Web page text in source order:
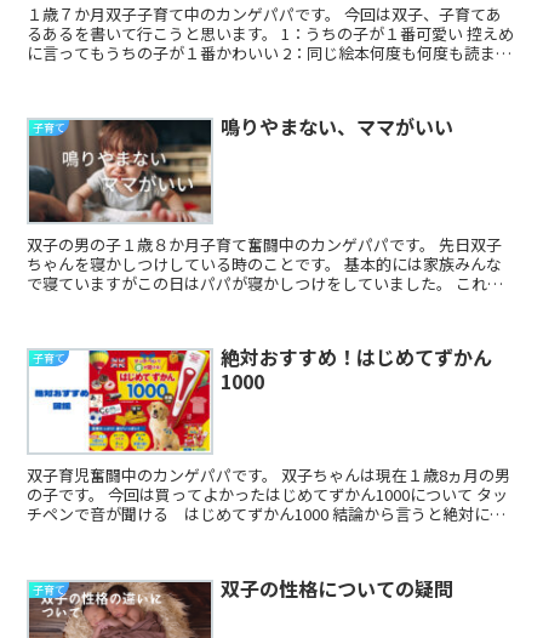
１歳７か月双子子育て中のカンゲパパです。 今回は双子、子育てあ
るあるを書いて行こうと思います。 1：うちの子が１番可愛い 控えめ
に言ってもうちの子が１番かわいい 2：同じ絵本何度も何度も読まさ
子育て 鳴りやまない、ママがいい
双子の男の子１歳８か月子育て奮闘中のカンゲパパです。 先日双子
ちゃんを寝かしつけしている時のことです。 基本的には家族みんな
で寝ていますがこの日はパパが寝かしつけをしていました。 これま
子育て
絶対おすすめ！はじめてずかん
1000
双子育児奮闘中のカンゲパパです。 双子ちゃんは現在１歳8ヵ月の男
の子です。 今回は買ってよかったはじめてずかん1000について タッ
チペンで音が聞ける はじめてずかん1000 結論から言うと絶対にお
子育て 双子の性格についての疑問